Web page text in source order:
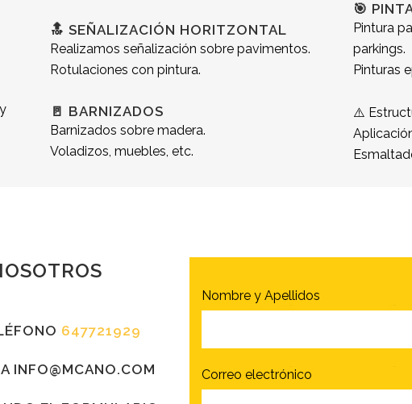
🔝 SEÑALIZACIÓN HORITZONTAL
Realizamos señalización sobre pavimentos.
Rotulaciones con pintura.
🚪 BARNIZADOS
Barnizados sobre madera.
Voladizos, muebles, etc.
🎯
Pintura
parkings.
Pinturas
⚠️
647721929
INFO@MCANO.COM
Nombre y Apellidos
Correo electrónico